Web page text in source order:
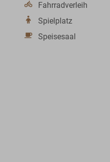
Fahrradverleih
Spielplatz
Speisesaal